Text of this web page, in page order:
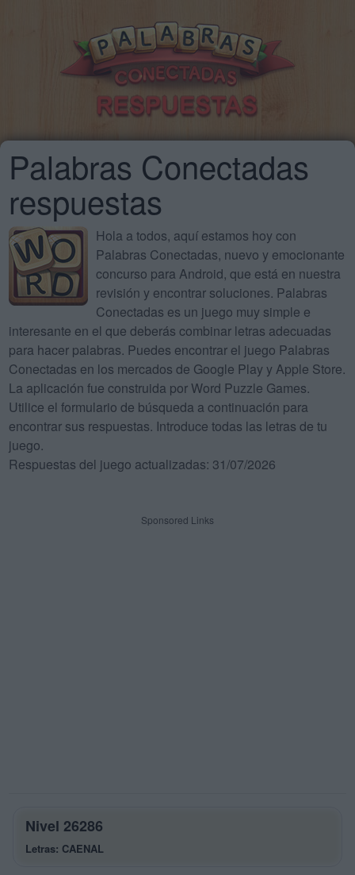
Palabras Conectadas
respuestas
Hola a todos, aquí estamos hoy con
Palabras Conectadas, nuevo y emocionante
concurso para Android, que está en nuestra
revisión y encontrar soluciones. Palabras
Conectadas es un juego muy simple e
interesante en el que deberás combinar letras adecuadas
para hacer palabras. Puedes encontrar el juego Palabras
Conectadas en los mercados de Google Play y Apple Store.
La aplicación fue construida por Word Puzzle Games.
Utilice el formulario de búsqueda a continuación para
encontrar sus respuestas. Introduce todas las letras de tu
juego.
Respuestas del juego actualizadas: 31/07/2026
Sponsored Links
Nivel 26286
Letras: CAENAL